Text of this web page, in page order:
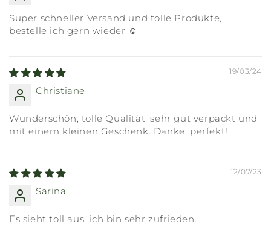
Super schneller Versand und tolle Produkte,
bestelle ich gern wieder ☺️
19/03/24
Christiane
Wunderschön, tolle Qualität, sehr gut verpackt und
mit einem kleinen Geschenk. Danke, perfekt!
12/07/23
Sarina
Es sieht toll aus, ich bin sehr zufrieden.